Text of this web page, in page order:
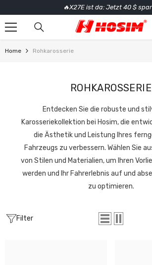
🔥X27E ist da: Jetzt 40 $
Home Rohkarosserie
ROHKAROSSERIE
Entdecken Sie die robuste und
Karosseriekollektion bei Hosim, die
die Ästhetik und Leistung Ihres
Fahrzeugs zu verbessern. Wählen Sie
von Stilen und Materialien, um Ihren
werden und Ihr Fahrerlebnis auf und
zu optimieren.
Filter